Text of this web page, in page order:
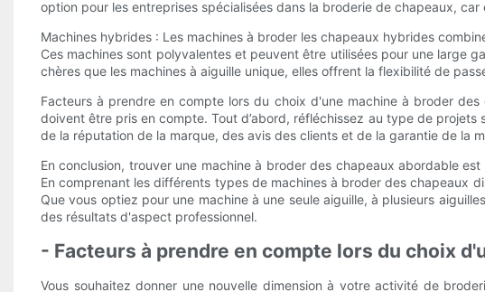
option pour les entreprises spécialisées dans la broderie de chapeaux,
Machines hybrides : Les machines à broder les chapeaux hybrides
Ces machines sont polyvalentes et peuvent être utilisées pour une large
chères que les machines à aiguille unique, elles offrent la flexibilité de
Facteurs à prendre en compte lors du choix d'une machine à broder
doivent être pris en compte. Tout d’abord, réfléchissez au type de
de la réputation de la marque, des avis des clients et de la garantie de la
En conclusion, trouver une machine à broder des chapeaux abordable
En comprenant les différents types de machines à broder des chapeaux
Que vous optiez pour une machine à une seule aiguille, à plusieurs
des résultats d'aspect professionnel.
- Facteurs à prendre en compte lors du choix
Vous souhaitez donner une nouvelle dimension à votre activité de